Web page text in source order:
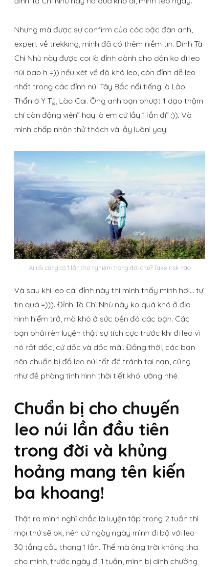
Nhưng mà được sự confirm của các bậc đàn anh,
expert về trekking, mình đã có thêm niềm tin. Đỉnh Tà
Chì Nhù này được coi là đỉnh dành cho dân ko đi leo
núi bao h =)) nếu xét về độ khó leo, còn đỉnh dễ leo
nhất trong các đỉnh núi Tây Bắc nổi tiếng là Lảo
Thẩn ở Y Tý, Lào Cai. Ông anh bạn phượt 1 dạo thậm
chí còn động viên” hay là em cứ lầy 1 lần đi” :)). Và
mình chấp nhận thử thách và lầy luôn! yay!
Ai rồi cũng có 1 lần thử nghiệm trong đời chứ? Take risk nào
Và sau khi leo cái đỉnh này thì mình thấy mình hơi… tự
tin quá =))). Đỉnh Tà Chì Nhù này ko quá khó ở địa
hình hiểm trở, mà khó ở sức bền đó các bạn. Các
bạn phải rèn luyện thật sự tích cực trước khi đi leo vì
nó rất dốc, cứ dốc và dốc mãi. Đồng thời, các bạn
nên chuẩn bị đồ leo núi tốt để tránh tai nạn, cũng
như đề phòng tình hình thời tiết khó lường nhé.
Chuẩn bị cho chuyến
leo núi lần đầu tiên
trong đời và khủng
hoảng mang tên kiến
ba khoang!
Thật ra mình nghĩ chắc là luyện tập trong 2 tuần thì
mọi thứ sẽ ok, nên cứ ngày ngày mình đi bộ với leo
30 tầng cầu thang 1 lần. Thế mà ông trời không tha
cho mình, trước ngày đi 1 tuần, mình bị dính chưởng